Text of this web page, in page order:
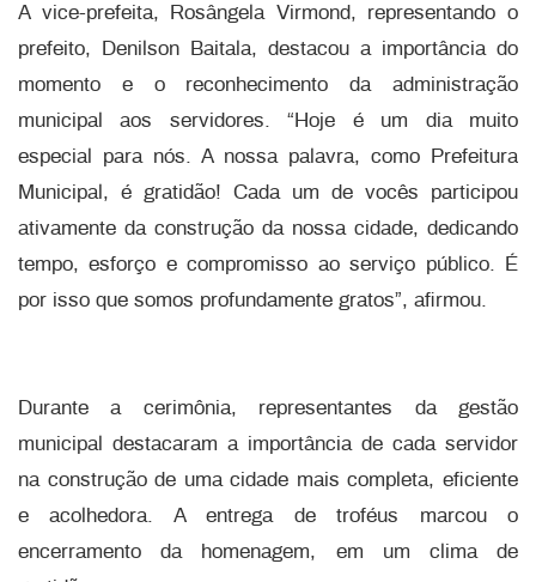
A vice-prefeita, Rosângela Virmond, representando o
prefeito, Denilson Baitala, destacou a importância do
momento e o reconhecimento da administração
municipal aos servidores. “Hoje é um dia muito
especial para nós. A nossa palavra, como Prefeitura
Municipal, é gratidão! Cada um de vocês participou
ativamente da construção da nossa cidade, dedicando
tempo, esforço e compromisso ao serviço público. É
por isso que somos profundamente gratos”, afirmou.
Durante a cerimônia, representantes da gestão
municipal destacaram a importância de cada servidor
na construção de uma cidade mais completa, eficiente
e acolhedora. A entrega de troféus marcou o
encerramento da homenagem, em um clima de